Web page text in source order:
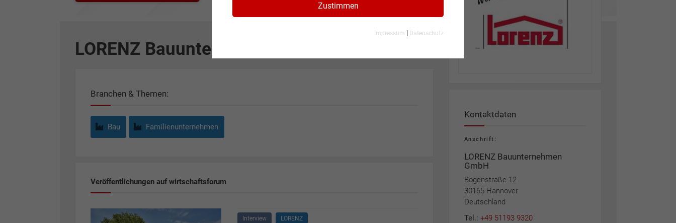
LORENZ Bauunternehmen GmbH
Branchen & Themen:
Bau Familienunternehmen
Veröffentlichungen auf wirtschaftsforum
Interview LORENZ
Kontaktdaten
Anschrift:
LORENZ Bauunternehmen
GmbH
Bogenstraße 12
30165 Hannover
Deutschland
Tel.: +49 51193 9320
Zustimmen
Impressum | Datenschutz